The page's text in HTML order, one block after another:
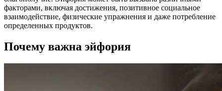
факторами, включая достижения, позитивное социальное
взаимодействие, физические упражнения и даже потребление
определенных продуктов.
Почему важна эйфория